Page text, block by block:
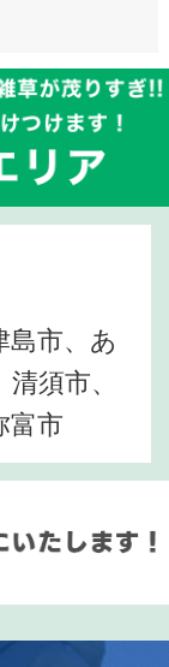
島市、あ
須市、
富市